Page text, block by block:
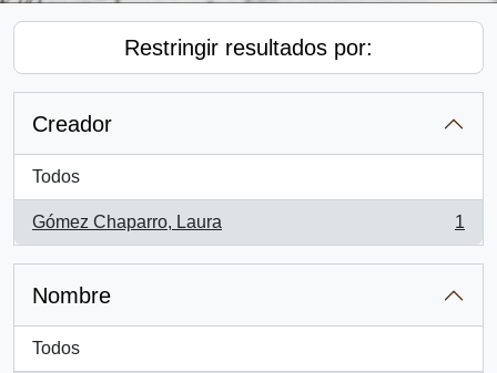
Restringir resultados por:
Creador
Todos
Gómez Chaparro, Laura
, 1 resultados
1
Nombre
Todos